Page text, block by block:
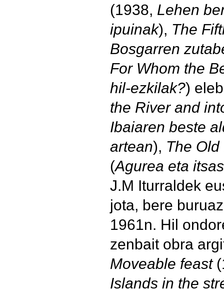
(1938, Lehen
ipuinak), The
Bosgarren
For Whom the
hil-ezkilak?)
the River and
Ibaiaren beste
artean), The
(Agurea eta
J.M Iturraldek
jota, bere
1961n. Hil
zenbait obra
Moveable feast
Islands in the